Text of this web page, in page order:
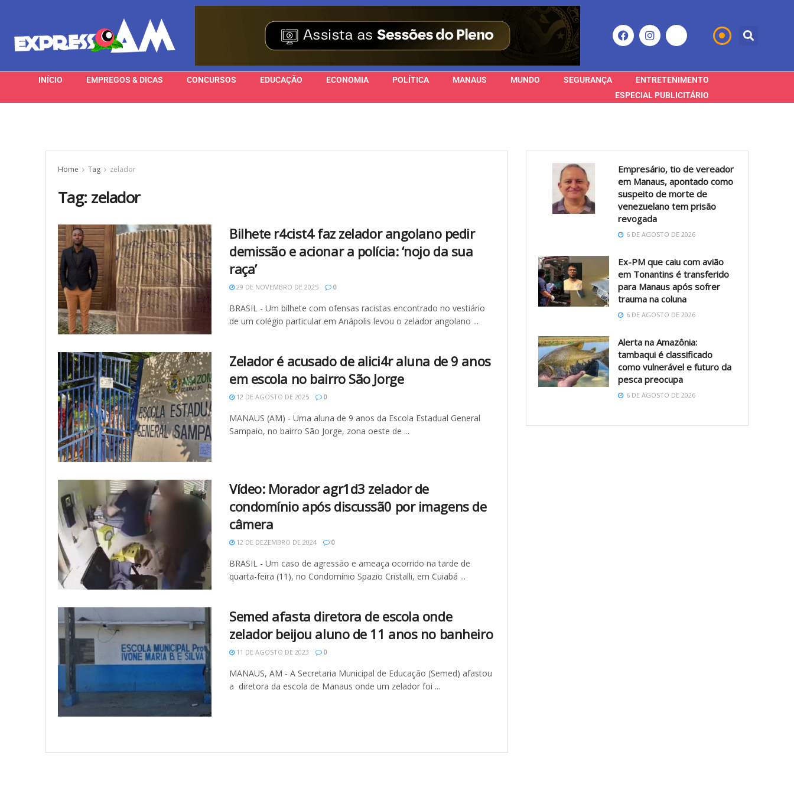
INÍCIO EMPREGOS & DICAS CONCURSOS EDUCAÇÃO ECONOMIA POLÍTICA MANAUS MUNDO SEGURANÇA
ENTRETENIMENTO
ESPECIAL PUBLICITÁRIO
Home Tag zelador
Tag: zelador
Bilhete r4cist4 faz zelador angolano pedir
demissão e acionar a polícia: ‘nojo da sua
raça’
29 DE NOVEMBRO DE 2025 0
BRASIL - Um bilhete com ofensas racistas encontrado no vestiário
de um colégio particular em Anápolis levou o zelador angolano ...
Zelador é acusado de alici4r aluna de 9 anos
em escola no bairro São Jorge
12 DE AGOSTO DE 2025 0
MANAUS (AM) - Uma aluna de 9 anos da Escola Estadual General
Sampaio, no bairro São Jorge, zona oeste de ...
Vídeo: Morador agr1d3 zelador de
condomínio após discussã0 por imagens de
câmera
12 DE DEZEMBRO DE 2024 0
BRASIL - Um caso de agressão e ameaça ocorrido na tarde de
quarta-feira (11), no Condomínio Spazio Cristalli, em Cuiabá ...
Semed afasta diretora de escola onde
zelador beijou aluno de 11 anos no banheiro
11 DE AGOSTO DE 2023 0
MANAUS, AM - A Secretaria Municipal de Educação (Semed) afastou
a diretora da escola de Manaus onde um zelador foi ...
Empresário, tio de vereador
em Manaus, apontado como
suspeito de morte de
venezuelano tem prisão
revogada
6 DE AGOSTO DE 2026
Ex-PM que caiu com avião
em Tonantins é transferido
para Manaus após sofrer
trauma na coluna
6 DE AGOSTO DE 2026
Alerta na Amazônia:
tambaqui é classificado
como vulnerável e futuro da
pesca preocupa
6 DE AGOSTO DE 2026